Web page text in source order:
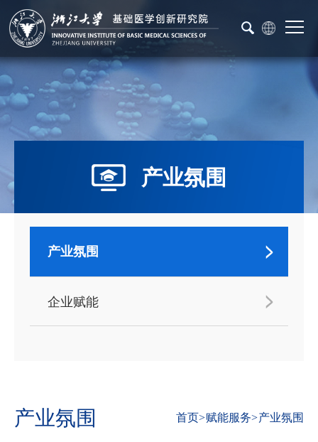
产业氛围
产业氛围
企业赋能
产业氛围 首页>赋能服务>产业氛围